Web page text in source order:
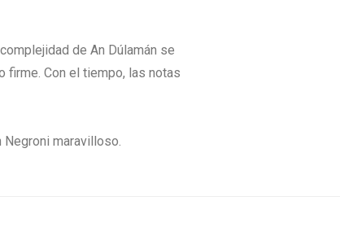
de An Dúlamán se
firme. Con el tiempo, las notas
maravilloso.